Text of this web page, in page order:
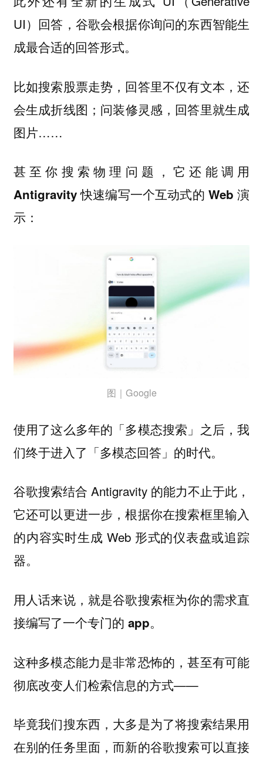
UI）回答，谷歌会根据你询问的东西智能生
成最合适的回答形式。
比如搜索股票走势，回答里不仅有文本，还
会生成折线图；问装修灵感，回答里就生成
图片……
甚至你搜索物理问题，它还能 调用
Antigravity 快速编写一个互动式的 Web 演
示：
图｜Google
使用了这么多年的「多模态搜索」之后，我
们终于进入了「多模态回答」的时代。
谷歌搜索结合 Antigravity 的能力不止于此，
它还可以更进一步，根据你在搜索框里输入
的内容实时生成 Web 形式的仪表盘或追踪
器。
用人话来说，就是谷歌搜索框为你的需求直
接编写了一个专门的 app。
这种多模态能力是非常恐怖的，甚至有可能
彻底改变人们检索信息的方式——
毕竟我们搜东西，大多是为了将搜索结果用
在别的任务里面，而新的谷歌搜索可以直接